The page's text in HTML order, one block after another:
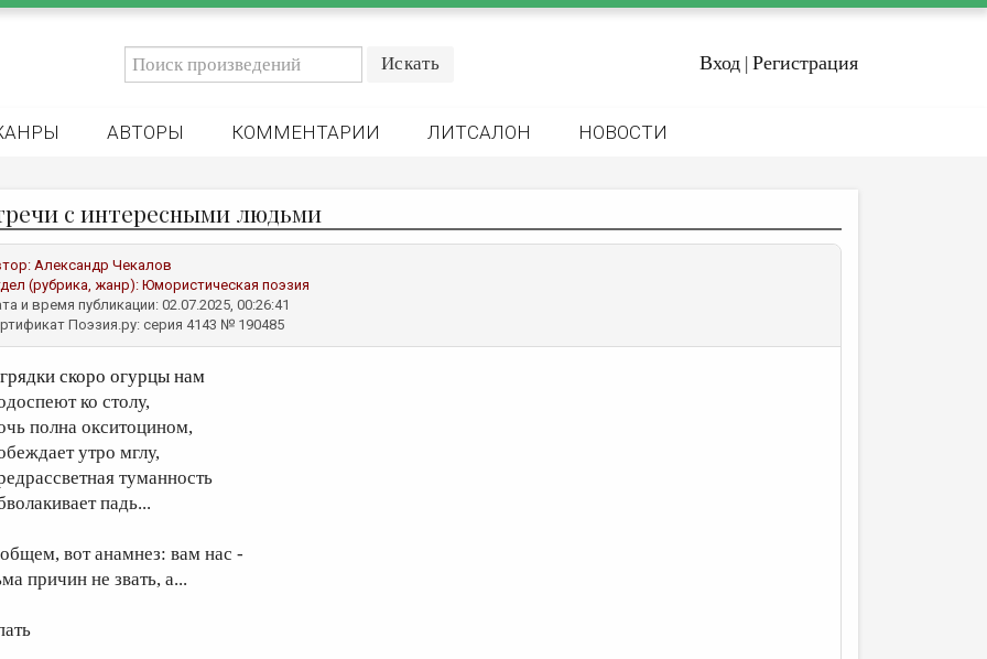
Вход | Регистрация
АВТОРЫ КОММЕНТАРИИ ЛИТСАЛОН НОВОСТИ
с интересными людьми
Александр Чекалов
(рубрика, жанр):Юмористическая поэзия
и время публикации: 02.07.2025, 00:26:41
Поэзия.ру: серия 4143 № 190485
скоро огурцы нам
ко столу,
полна окситоцином,
утро мглу,
туманность
падь...
вот анамнез: вам нас -
причин не звать, а...